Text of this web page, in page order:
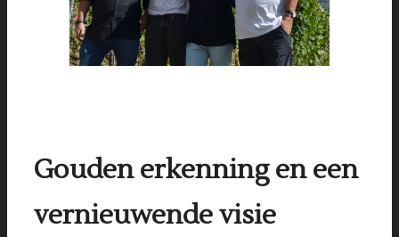
Gouden erkenning en een
vernieuwende visie